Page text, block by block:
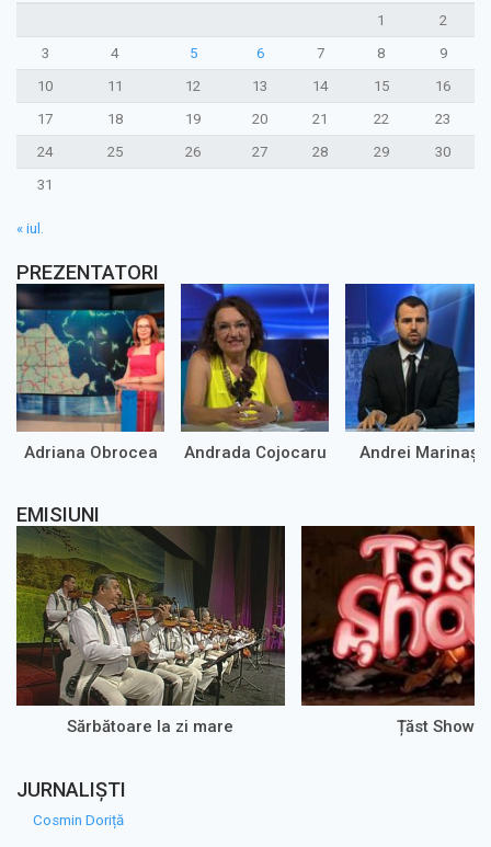
1
2
3
4 5 6 7 8
9
10
11 12 13 14 15
16
17
18 19 20 21 22
23
24
25 26 27 28 29
30
31
« iul.
PREZENTATORI
Adriana Obrocea Andrada Cojocaru Andrei Marinaș
EMISIUNI
Sărbătoare la zi mare Țăst Show
JURNALIȘTI
Cosmin Doriță